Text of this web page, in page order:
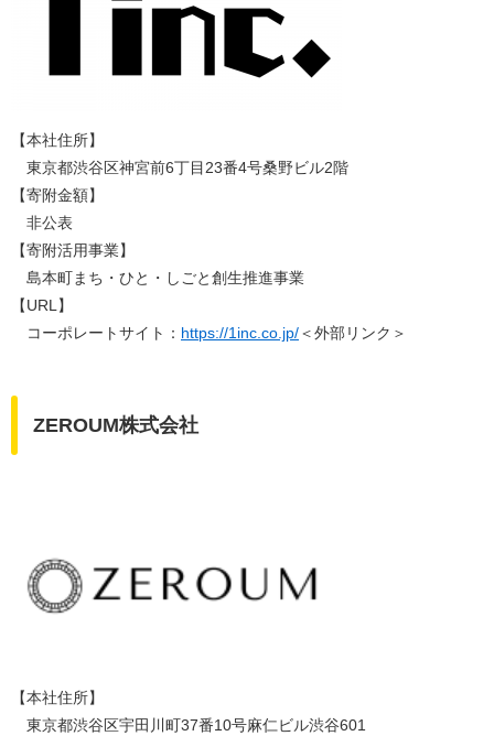
【本社住所】
東京都渋谷区神宮前6丁目23番4号桑野ビル2階
【寄附金額】
非公表
【寄附活用事業】
島本町まち・ひと・しごと創生推進事業
【URL】
コーポレートサイト： https://1inc.co.jp/＜外部リンク＞
ZEROUM株式会社
【本社住所】
東京都渋谷区宇田川町37番10号麻仁ビル渋谷601